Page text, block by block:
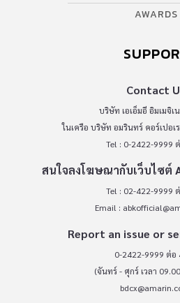
AWARDS
Contact
บริษัท เอเอ็มอี อิมเมจิ
ในเครือ บริษัท อมรินทร์ คอร์เปอ
Tel : 0-2422-9999
สนใจลงโฆษณากับเว็บไซต์
Tel : 02-422-9999
Email :
Report an issue or
0-2422-9999 ต่อ
(จันทร์ - ศุกร์ เวลา